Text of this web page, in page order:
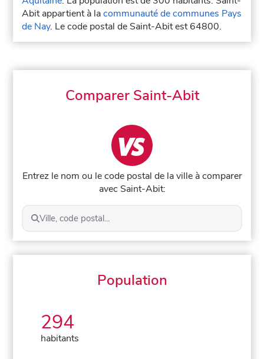
Abit appartient à lacommunauté de communes Pays
de Nay. Le code postal de Saint-Abit est 64800.
Comparer Saint-Abit
Entrez le nom ou le code postal de la ville à comparer
avec Saint-Abit:
Ville, code postal...
Population
294
habitants